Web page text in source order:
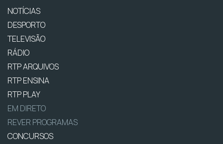
NOTÍCIAS
DESPORTO
TELEVISÃO
RÁDIO
RTP ARQUIVOS
RTP ENSINA
RTP PLAY
EM DIRETO
REVER PROGRAMAS
CONCURSOS